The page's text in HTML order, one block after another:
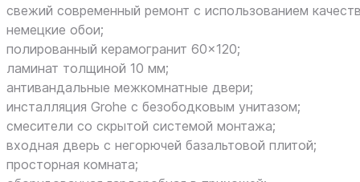
свежий современный ремонт с использованием
немецкие обои;
полированный керамогранит 60×120;
ламинат толщиной 10 мм;
антивандальные межкомнатные двери;
инсталляция Grohe с безободковым унитазом;
смесители со скрытой системой монтажа;
входная дверь с негорючей базальтовой плитой;
просторная комната;